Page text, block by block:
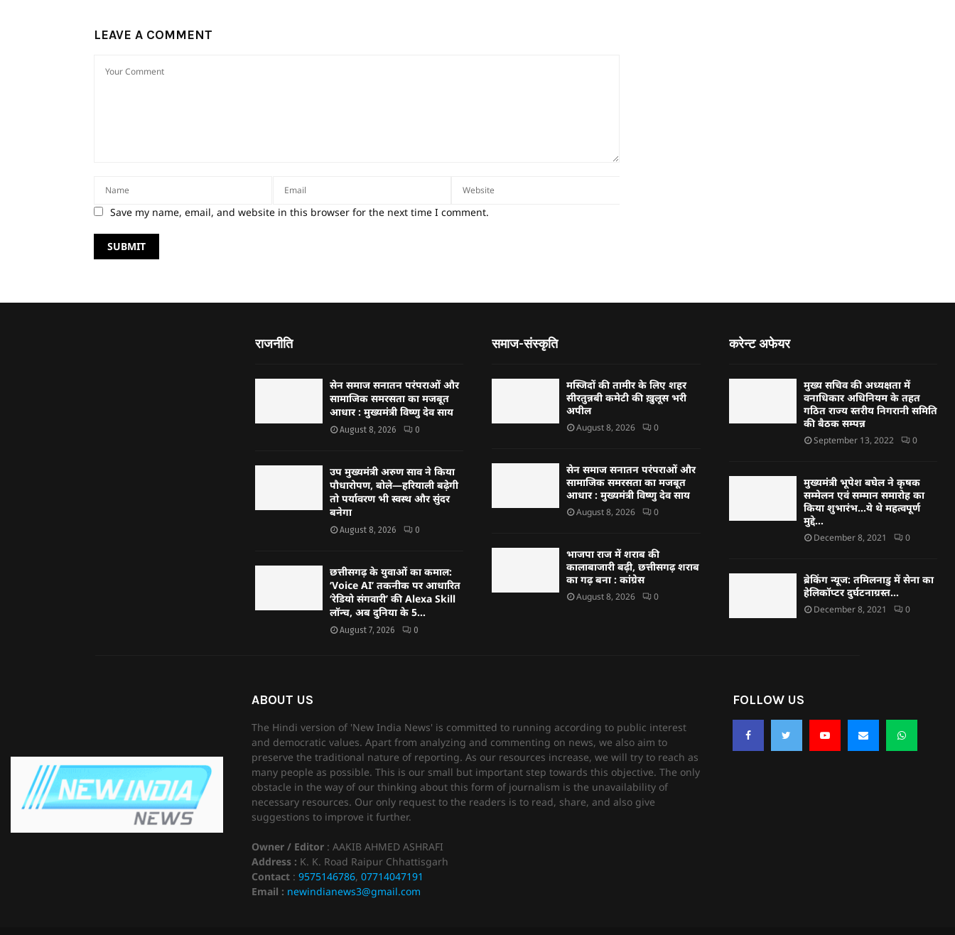
LEAVE A COMMENT
Save my name, email, and website in this browser for the next time I comment.
राजनीति
सेन समाज सनातन परंपराओं और
सामाजिक समरसता का मजबूत
आधार : मुख्यमंत्री विष्णु देव साय
August 8, 2026 0
उप मुख्यमंत्री अरुण साव ने किया
पौधारोपण, बोले—हरियाली बढ़ेगी
तो पर्यावरण भी स्वस्थ और सुंदर
बनेगा
August 8, 2026 0
छत्तीसगढ़ के युवाओं का कमाल:
‘Voice AI’ तकनीक पर आधारित
‘रेडियो संगवारी’ की Alexa Skill
लॉन्च, अब दुनिया के 5...
August 7, 2026 0
समाज-संस्कृति
मस्जिदों की तामीर के लिए शहर
सीरतुन्नबी कमेटी की ख़ुलूस भरी
अपील
August 8, 2026 0
सेन समाज सनातन परंपराओं और
सामाजिक समरसता का मजबूत
आधार : मुख्यमंत्री विष्णु देव साय
August 8, 2026 0
भाजपा राज में शराब की
कालाबाजारी बढ़ी, छत्तीसगढ़ शराब
का गढ़ बना : कांग्रेस
August 8, 2026 0
करेन्ट अफेयर
मुख्य सचिव की अध्यक्षता में
वनाधिकार अधिनियम के तहत
गठित राज्य स्तरीय निगरानी समिति
की बैठक सम्पन्न
September 13, 2022 0
मुख्यमंत्री भूपेश बघेल ने कृषक
सम्मेलन एवं सम्मान समारोह का
किया शुभारंभ…ये थे महत्वपूर्ण
मुद्दे…
December 8, 2021 0
ब्रेकिंग न्यूज: तमिलनाडु में सेना का
हेलिकॉप्टर दुर्घटनाग्रस्त…
December 8, 2021 0
ABOUT US
The Hindi version of 'New India News' is committed to running according to public interest
and democratic values. Apart from analyzing and commenting on news, we also aim to
preserve the traditional nature of reporting. As our resources increase, we will try to reach as
many people as possible. This is our small but important step towards this objective. The only
obstacle in the way of our thinking about this form of journalism is the unavailability of
necessary resources. Our only request to the readers is to read, share, and also give
suggestions to improve it further.
Owner / Editor : AAKIB AHMED ASHRAFI
Address : K. K. Road Raipur Chhattisgarh
Contact: 9575146786, 07714047191
Email : newindianews3@gmail.com
FOLLOW US